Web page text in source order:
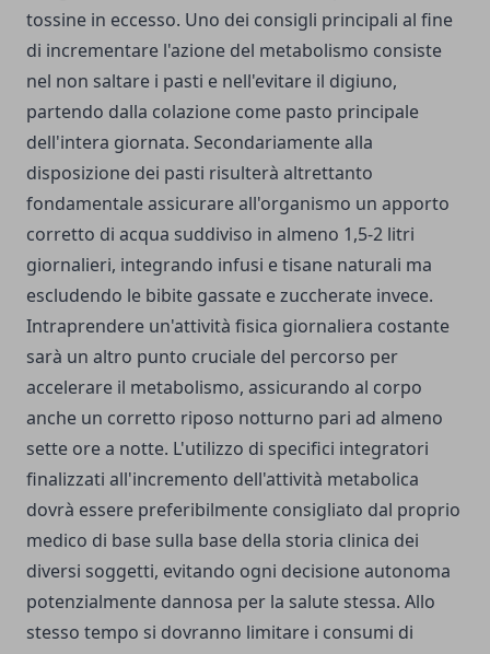
tossine in eccesso. Uno dei consigli principali al fine
di incrementare l'azione del metabolismo consiste
nel non saltare i pasti e nell'evitare il digiuno,
partendo dalla colazione come pasto principale
dell'intera giornata. Secondariamente alla
disposizione dei pasti risulterà altrettanto
fondamentale assicurare all'organismo un apporto
corretto di acqua suddiviso in almeno 1,5-2 litri
giornalieri, integrando infusi e tisane naturali ma
escludendo le bibite gassate e zuccherate invece.
Intraprendere un'attività fisica giornaliera costante
sarà un altro punto cruciale del percorso per
accelerare il metabolismo, assicurando al corpo
anche un corretto riposo notturno pari ad almeno
sette ore a notte. L'utilizzo di specifici integratori
finalizzati all'incremento dell'attività metabolica
dovrà essere preferibilmente consigliato dal proprio
medico di base sulla base della storia clinica dei
diversi soggetti, evitando ogni decisione autonoma
potenzialmente dannosa per la salute stessa. Allo
stesso tempo si dovranno limitare i consumi di